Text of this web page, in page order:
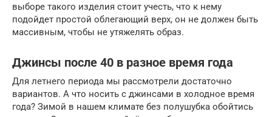
выборе такого изделия стоит учесть, что к нему
подойдет простой облегающий верх, он не должен быть
массивным, чтобы не утяжелять образ.
Джинсы после 40 в разное время года
Для летнего периода мы рассмотрели достаточно
вариантов. А что носить с джинсами в холодное время
года? Зимой в нашем климате без полушубка обойтись